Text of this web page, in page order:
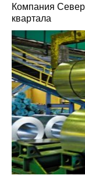
Компания
квартала